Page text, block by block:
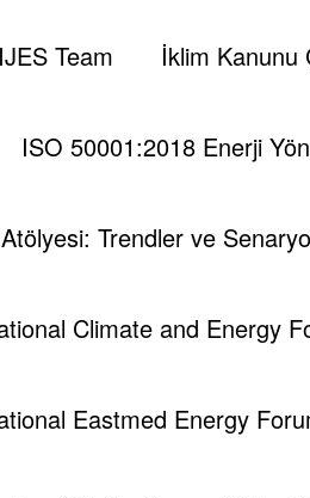
IJES Team İklim Kanunu
ISO 50001:2018 Enerji
Trendler ve
Climate and Energy
Eastmed Energy